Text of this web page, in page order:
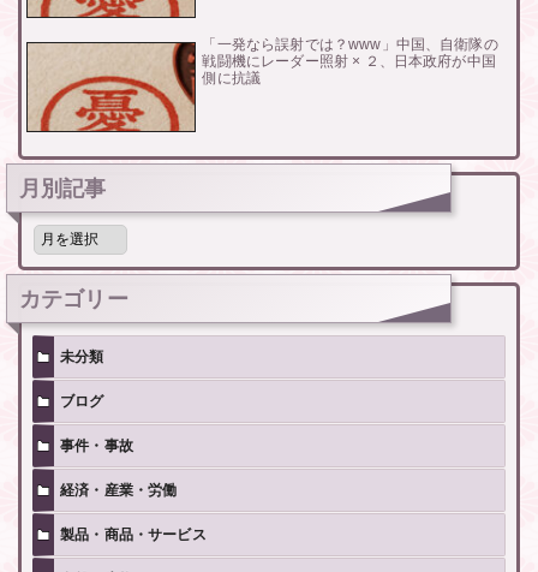
「一発なら誤射では？www」中国、自衛隊の
戦闘機にレーダー照射 × ２、日本政府が中国
側に抗議
月別記事
月
記
事
カテゴリー
未分類
ブログ
事件・事故
経済・産業・労働
製品・商品・サービス